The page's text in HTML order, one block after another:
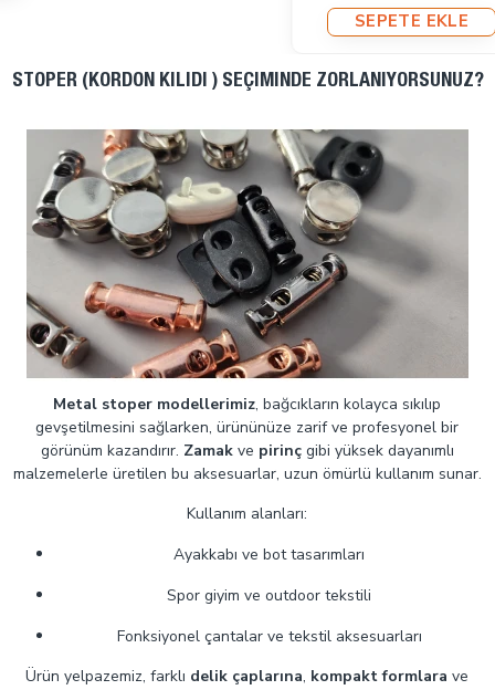
SEPETE EKLE
STOPER (KORDON KILIDI ) SEÇIMINDE ZORLANIYORSUNUZ?
Metal stoper modellerimiz, bağcıkların kolayca sıkılıp
gevşetilmesini sağlarken, ürününüze zarif ve profesyonel bir
görünüm kazandırır. Zamakve pirinçgibi yüksek dayanımlı
malzemelerle üretilen bu aksesuarlar, uzun ömürlü kullanım sunar.
Kullanım alanları:
Ayakkabı ve bot tasarımları
Spor giyim ve outdoor tekstili
Fonksiyonel çantalar ve tekstil aksesuarları
Ürün yelpazemiz, farklı delik çaplarına, kompakt formlara ve